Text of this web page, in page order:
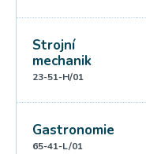
Strojní
mechanik
23-51-H/01
Gastronomie
65-41-L/01